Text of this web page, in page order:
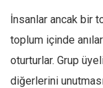
Eksik sayıların
Sosyal Medya
İnsanlar ancak bir
toplum içinde
oturturlar. Grup
diğerlerini